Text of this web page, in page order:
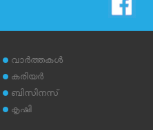
വാര്‍ത്തകള്‍
കരിയര്‍
ബിസിനസ്
കൃഷി